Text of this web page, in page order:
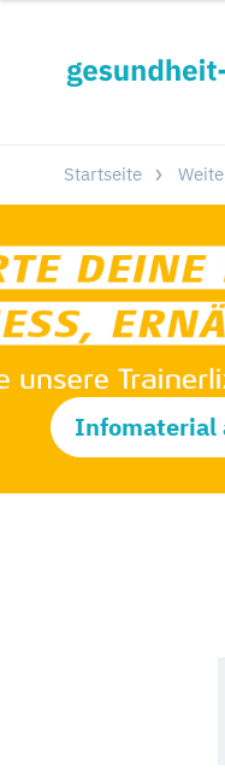
Startseite
Infomaterial